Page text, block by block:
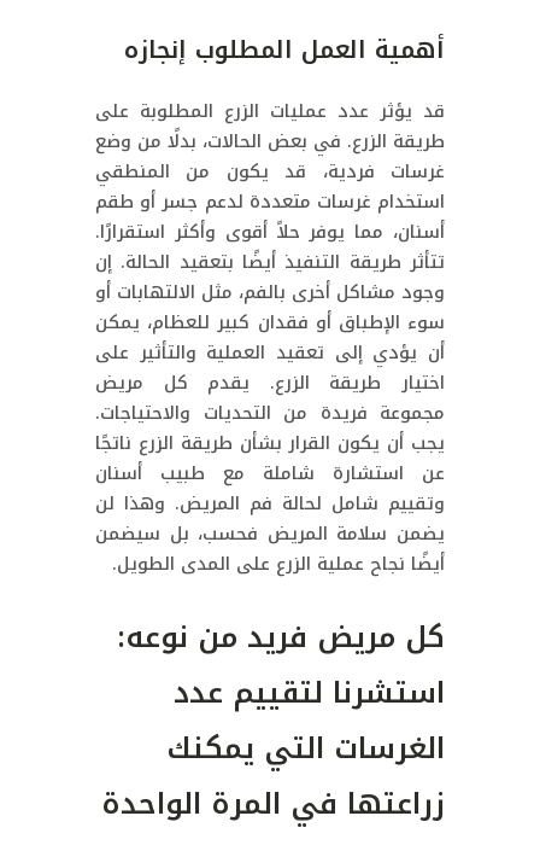
أهمية العمل المطلوب إنجازه
قد يؤثر عدد عمليات الزرع المطلوبة على
طريقة الزرع. في بعض الحالات، بدلًا من وضع
غرسات فردية، قد يكون من المنطقي
استخدام غرسات متعددة لدعم جسر أو طقم
أسنان، مما يوفر حلاً أقوى وأكثر استقرارًا.
تتأثر طريقة التنفيذ أيضًا بتعقيد الحالة. إن
وجود مشاكل أخرى بالفم، مثل الالتهابات أو
سوء الإطباق أو فقدان كبير للعظام، يمكن
أن يؤدي إلى تعقيد العملية والتأثير على
اختيار طريقة الزرع. يقدم كل مريض
مجموعة فريدة من التحديات والاحتياجات.
يجب أن يكون القرار بشأن طريقة الزرع ناتجًا
عن استشارة شاملة مع طبيب أسنان
وتقييم شامل لحالة فم المريض. وهذا لن
يضمن سلامة المريض فحسب، بل سيضمن
أيضًا نجاح عملية الزرع على المدى الطويل.
كل مريض فريد من نوعه:
استشرنا لتقييم عدد
الغرسات التي يمكنك
زراعتها في المرة الواحدة